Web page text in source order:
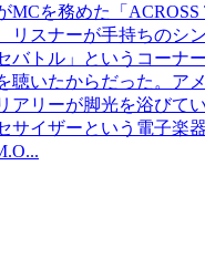
MCを務めた「ACROSS
リスナーが手持ちのシ
バトル」というコーナ
聴いたからだった。ア
アリーが脚光を浴びて
イザーという電子楽